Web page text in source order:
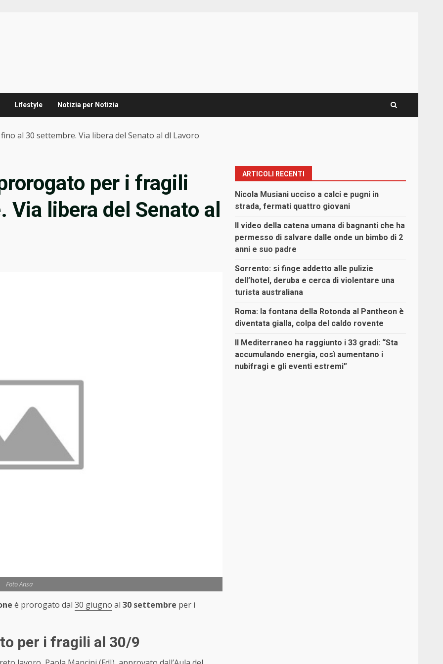
Lifestyle Notizia per Notizia
al 30 settembre. Via libera del Senato al dl Lavoro
per i fragili
libera del Senato al
Foto Ansa
è prorogato dal 30 giugno al 30 settembre per i
per i fragili al 30/9
ARTICOLI RECENTI
Nicola Musiani ucciso a calci e pugni in
strada, fermati quattro giovani
Il video della catena umana di bagnanti che ha
permesso di salvare dalle onde un bimbo di 2
anni e suo padre
Sorrento: si finge addetto alle pulizie
dell’hotel, deruba e cerca di violentare una
turista australiana
Roma: la fontana della Rotonda al Pantheon è
diventata gialla, colpa del caldo rovente
Il Mediterraneo ha raggiunto i 33 gradi: “Sta
accumulando energia, così aumentano i
nubifragi e gli eventi estremi”